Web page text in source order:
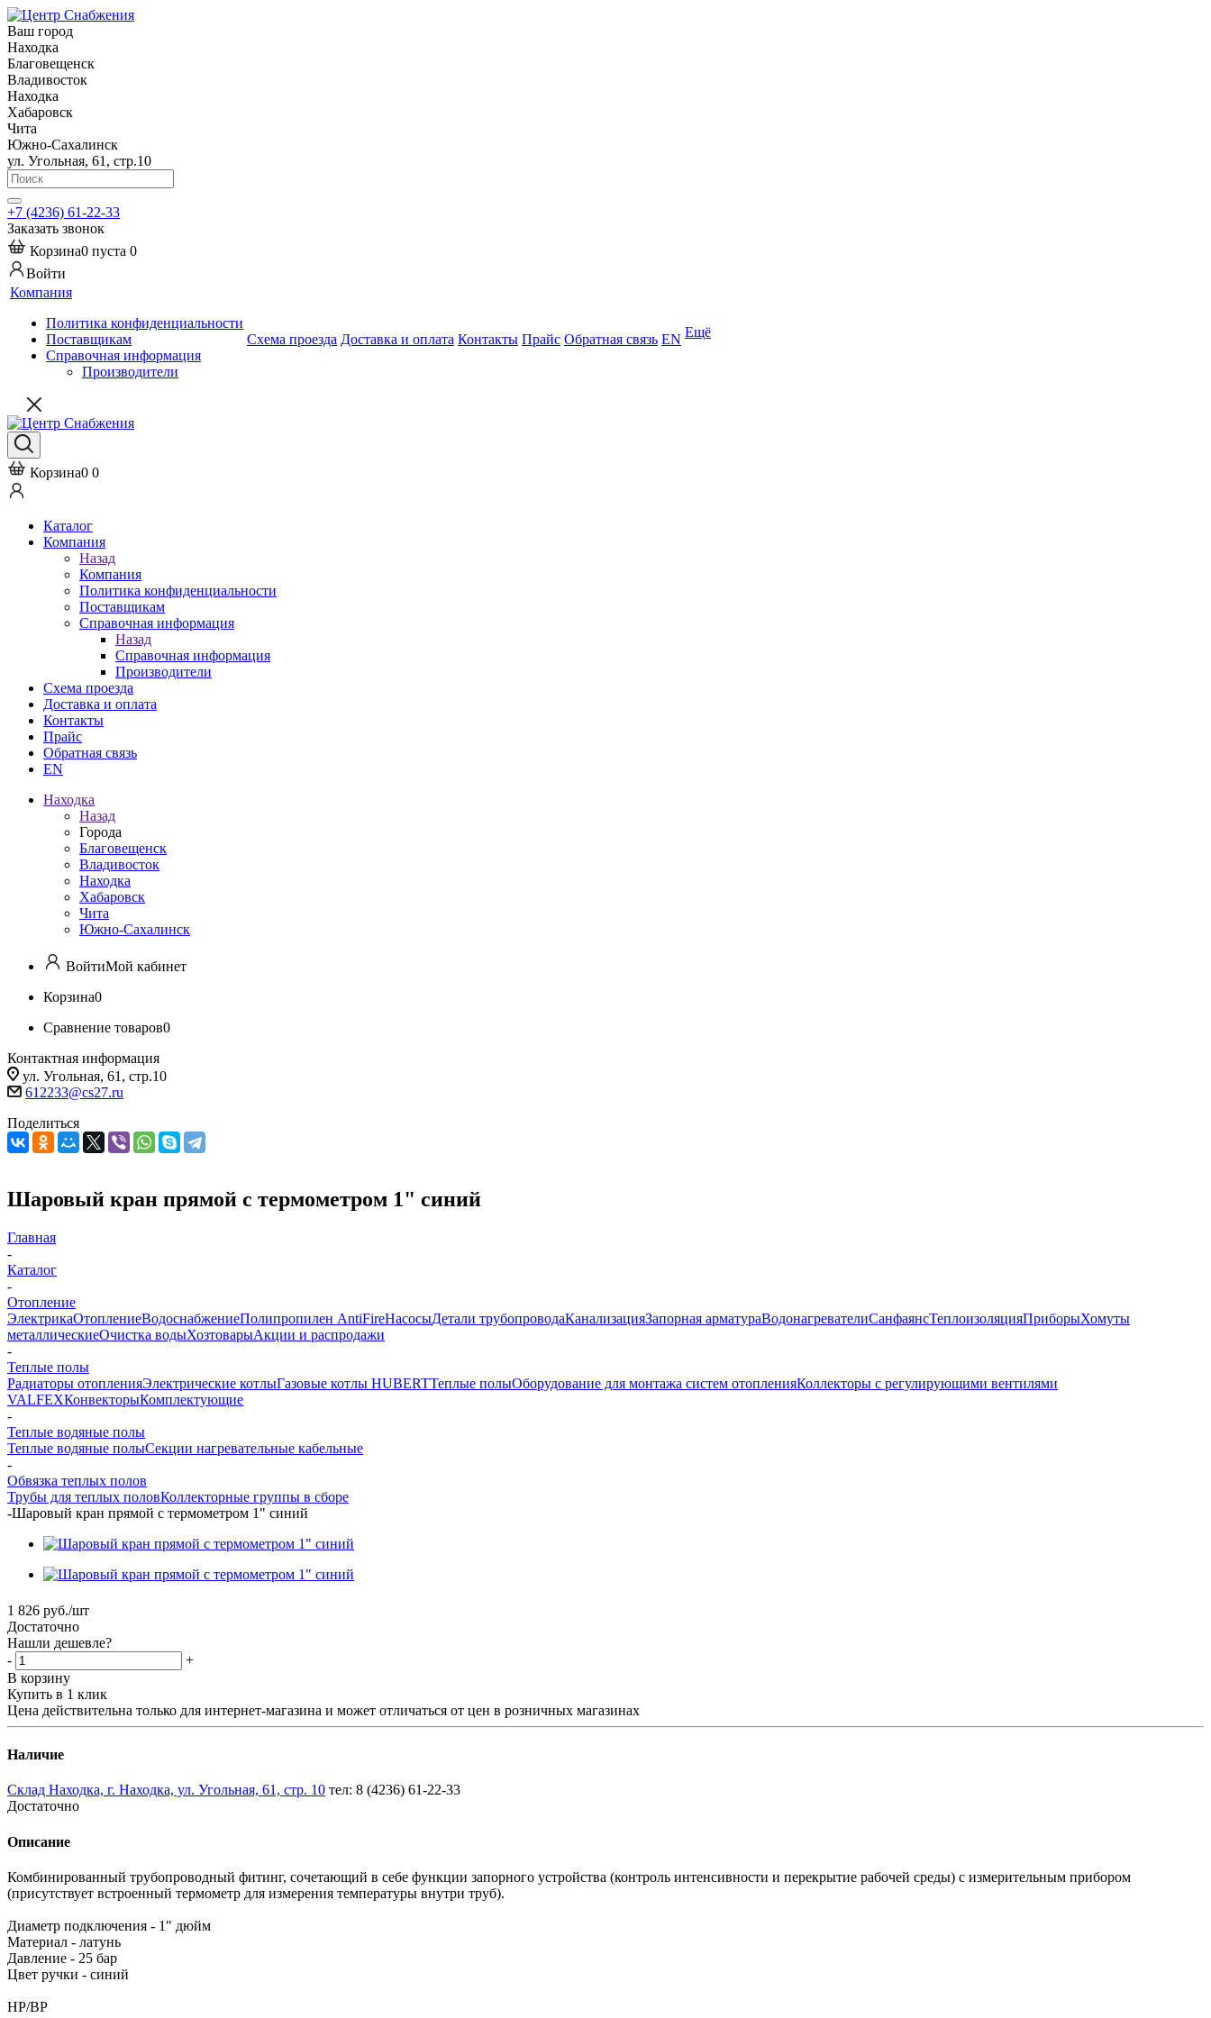
Ваш город
Находка
Благовещенск
Владивосток
Находка
Хабаровск
Чита
Южно-Сахалинск
ул. Угольная, 61, стр.10
+7 (4236) 61-22-33
Заказать звонок
Корзина0 пуста 0
Войти
Компания
Политика конфиденциальности
Поставщикам
Справочная информация
Производители
Схема проезда Доставка и оплата Контакты Прайс Обратная связь EN Ещё
Корзина0 0
Каталог
Компания
Назад
Компания
Политика конфиденциальности
Поставщикам
Справочная информация
Назад
Справочная информация
Производители
Схема проезда
Доставка и оплата
Контакты
Прайс
Обратная связь
EN
Находка
Назад
Города
Благовещенск
Владивосток
Находка
Хабаровск
Чита
Южно-Сахалинск
ВойтиМой кабинет
Корзина0
Сравнение товаров0
Контактная информация
ул. Угольная, 61, стр.10
612233@cs27.ru
Поделиться
Шаровый кран прямой с термометром 1" синий
Главная
-
Каталог
-
Отопление
ЭлектрикаОтоплениеВодоснабжениеПолипропилен AntiFireНасосыДетали трубопроводаКанализацияЗапорная арматураВодонагревателиСанфаянсТеплоизоляцияПриборыХомуты
металлическиеОчистка водыХозтоварыАкции и распродажи
-
Теплые полы
Радиаторы отопленияЭлектрические котлыГазовые котлы HUBERTТеплые полыОборудование для монтажа систем отопленияКоллекторы с регулирующими вентилями
VALFEXКонвекторыКомплектующие
-
Теплые водяные полы
Теплые водяные полыСекции нагревательные кабельные
-
Обвязка теплых полов
Трубы для теплых половКоллекторные группы в сборе
-Шаровый кран прямой с термометром 1" синий
1 826 руб./шт
Достаточно
Нашли дешевле?
-
+
В корзину
Купить в 1 клик
Цена действительна только для интернет-магазина и может отличаться от цен в розничных магазинах
Наличие
Склад Находка, г. Находка, ул. Угольная, 61, стр. 10 тел: 8 (4236) 61-22-33
Достаточно
Описание
Комбинированный трубопроводный фитинг, сочетающий в себе функции запорного устройства (контроль интенсивности и перекрытие рабочей среды) с измерительным прибором
(присутствует встроенный термометр для измерения температуры внутри труб).
Диаметр подключения - 1" дюйм
Материал - латунь
Давление - 25 бар
Цвет ручки - синий
НР/ВР